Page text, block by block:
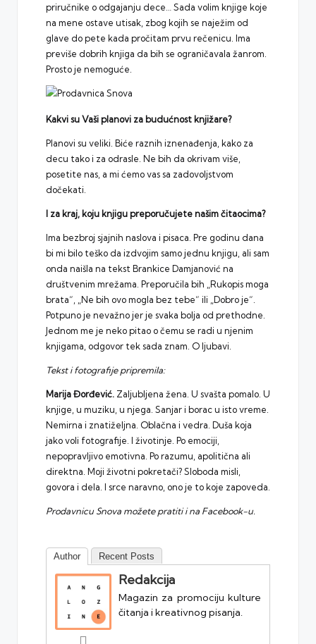
priručnike o odgajanju dece… Sada volim knjige koje
na mene ostave utisak, zbog kojih se naježim od
glave do pete kada pročitam prvu rečenicu. Ima
previše dobrih knjiga da bih se ograničavala žanrom.
Prosto je nemoguće.
Kakvi su Vaši planovi za budućnost knjižare?
Planovi su veliki. Biće raznih iznenađenja, kako za
decu tako i za odrasle. Ne bih da okrivam više,
posetite nas, a mi ćemo vas sa zadovoljstvom
dočekati.
I za kraj, koju knjigu preporučujete našim čitaocima?
Ima bezbroj sjajnih naslova i pisaca. Pre godinu dana
bi mi bilo teško da izdvojim samo jednu knjigu, ali sam
onda naišla na tekst Brankice Damjanović na
društvenim mrežama. Preporučila bih „Rukopis moga
brata“, „Ne bih ovo mogla bez tebe“ ili „Dobro je“.
Potpuno je nevažno jer je svaka bolja od prethodne.
Jednom me je neko pitao o čemu se radi u njenim
knjigama, odgovor tek sada znam. O ljubavi.
Tekst i fotografije pripremila:
Marija Đorđević. Zaljubljena žena. U svašta pomalo. U
knjige, u muziku, u njega. Sanjar i borac u isto vreme.
Nemirna i znatiželjna. Oblačna i vedra. Duša koja
jako voli fotografije. I životinje. Po emociji,
nepopravljivo emotivna. Po razumu, apolitična ali
direktna. Moji životni pokretači? Sloboda misli,
govora i dela. I srce naravno, ono je to koje zapoveda.
Prodavnicu Snova možete pratiti i na Facebook-u
Author Recent Posts
Redakcija
Magazin za promociju kulture
čitanja i kreativnog pisanja.